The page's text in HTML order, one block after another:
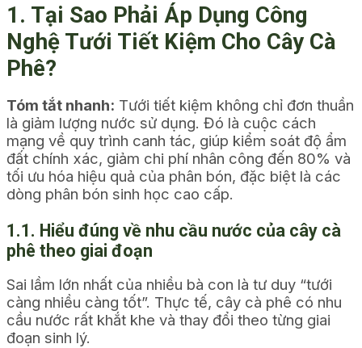
1. Tại Sao Phải Áp Dụng Công
Nghệ Tưới Tiết Kiệm Cho Cây Cà
Phê?
Tóm tắt nhanh: Tưới tiết kiệm không chỉ đơn thuần
là giảm lượng nước sử dụng. Đó là cuộc cách
mạng về quy trình canh tác, giúp kiểm soát độ ẩm
đất chính xác, giảm chi phí nhân công đến 80% và
tối ưu hóa hiệu quả của phân bón, đặc biệt là các
dòng phân bón sinh học cao cấp.
1.1. Hiểu đúng về nhu cầu nước của cây cà
phê theo giai đoạn
Sai lầm lớn nhất của nhiều bà con là tư duy “tưới
càng nhiều càng tốt”. Thực tế, cây cà phê có nhu
cầu nước rất khắt khe và thay đổi theo từng giai
đoạn sinh lý.